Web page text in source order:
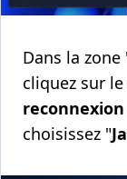
Dans la zone
cliquez sur
choisissez "